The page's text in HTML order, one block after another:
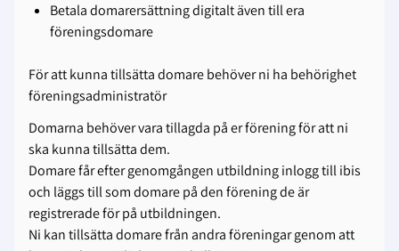
Betala domarersättning digitalt även till era
föreningsdomare
För att kunna tillsätta domare behöver ni ha behörighet
föreningsadministratör
Domarna behöver vara tillagda på er förening för att ni
ska kunna tillsätta dem.
Domare får efter genomgången utbildning inlogg till ibis
och läggs till som domare på den förening de är
registrerade för på utbildningen.
Ni kan tillsätta domare från andra föreningar genom att